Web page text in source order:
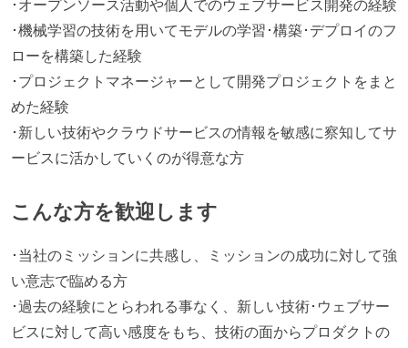
･オープンソース活動や個人でのウェブサービス開発の経験
･機械学習の技術を用いてモデルの学習･構築･デプロイのフ
ローを構築した経験
･プロジェクトマネージャーとして開発プロジェクトをまと
めた経験
･新しい技術やクラウドサービスの情報を敏感に察知してサ
ービスに活かしていくのが得意な方
こんな方を歓迎します
･当社のミッションに共感し、ミッションの成功に対して強
い意志で臨める方
･過去の経験にとらわれる事なく、新しい技術･ウェブサー
ビスに対して高い感度をもち、技術の面からプロダクトの